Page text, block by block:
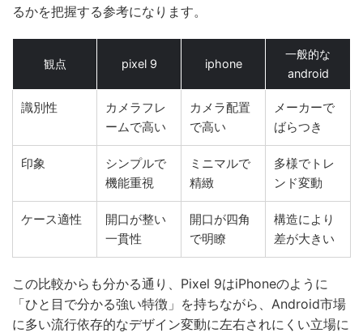
るかを把握する参考になります。
観点 pixel 9 iphone
一般的な
android
識別性
カメラフレ
ームで高い
カメラ配置
で高い
メーカーで
ばらつき
印象
シンプルで
機能重視
ミニマルで
精緻
多様でトレ
ンド変動
ケース適性
開口が整い
一貫性
開口が四角
で明瞭
構造により
差が大きい
この比較からも分かる通り、Pixel 9はiPhoneのように
「ひと目で分かる強い特徴」を持ちながら、Android市場
に多い流行依存的なデザイン変動に左右されにくい立場に